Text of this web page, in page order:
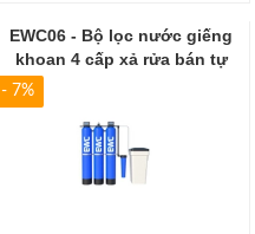
EWC06 - Bộ lọc nước giếng
khoan 4 cấp xả rửa bán tự
- 7%